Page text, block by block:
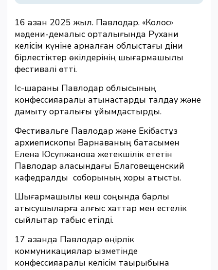
16 қазан 2025 жыл. Павлодар. «Колос»
мәдени-демалыс орталығында Рухани
келісім күніне арналған облыстағы діни
бірлестіктер өкілдерінің шығармашылық
фестивалі өтті.
Іс-шараны Павлодар облысының
конфессияаралық қатынастарды талдау және
дамыту орталығы ұйымдастырды.
Фестивальге Павлодар және Екібастұз
архиепископы Варнаваның батасымен
Елена Юсупжанова жетекшілік ететін
Павлодар қаласындағы Благовещенский
кафедралды соборының хоры қатысты.
Шығармашылық кеш соңында барлық
қатысушыларға алғыс хаттар мен естелік
сыйлықтар табыс етілді.
17 қазанда Павлодар өңірлік
коммуникациялар қызметінде
конфессияаралық келісім тақырыбына